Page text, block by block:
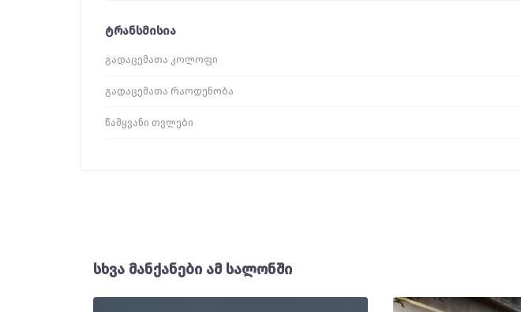
ტრანსმისია
გადაცემათა კოლოფი
გადაცემათა რაოდენობა
წამყვანი თვლები
სხვა მანქანები ამ სალონში